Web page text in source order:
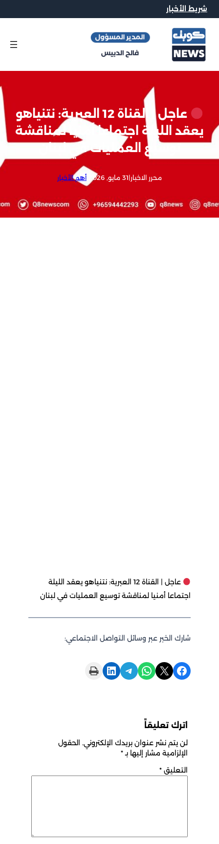
شريط الأخبار
عاجل | القناة 12 العبرية: نتنياهو
يعقد الليلة اجتماعا أمنيا لمناقشة
توسيع العمليات في لبنان
محرر الاخبار|31 مايو, 2026 أهم الأخبار
عاجل | القناة 12 العبرية: نتنياهو يعقد الليلة
اجتماعا أمنيا لمناقشة توسيع العمليات في لبنان
شارك الخبر عبر وسائل التواصل الاجتماعي:
Share on Facebook
Share on X
Share on WhatsApp
Share on Telegram
Share on LinkedIn
Print this Page
اترك تعليقاً
لن يتم نشر عنوان بريدك الإلكتروني. الحقول
الإلزامية مشار إليها بـ*
التعليق *